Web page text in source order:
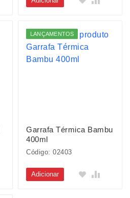
LANÇAMENTOS
Garrafa Térmica Bambu
400ml
Código: 02403
Adicionar